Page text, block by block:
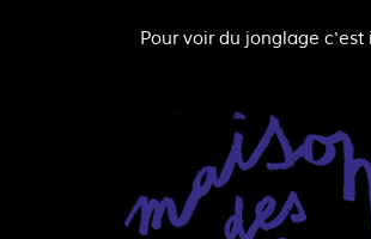
Pour voir du jonglage c'est